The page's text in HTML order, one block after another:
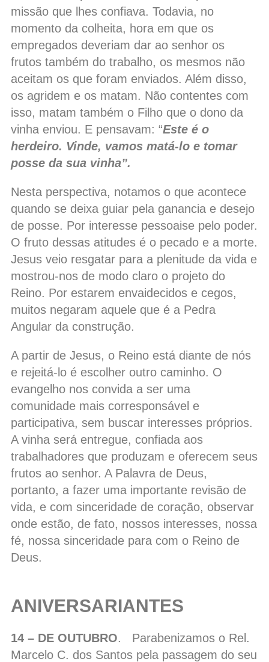
missão que lhes confiava. Todavia, no
momento da colheita, hora em que os
empregados deveriam dar ao senhor os
frutos também do trabalho, os mesmos não
aceitam os que foram enviados. Além disso,
os agridem e os matam. Não contentes com
isso, matam também o Filho que o dono da
vinha enviou. E pensavam: “Este é o
herdeiro. Vinde, vamos matá-lo e tomar
posse da sua vinha”.
Nesta perspectiva, notamos o que acontece
quando se deixa guiar pela ganancia e desejo
de posse. Por interesse pessoaise pelo poder.
O fruto dessas atitudes é o pecado e a morte.
Jesus veio resgatar para a plenitude da vida e
mostrou-nos de modo claro o projeto do
Reino. Por estarem envaidecidos e cegos,
muitos negaram aquele que é a Pedra
Angular da construção.
A partir de Jesus, o Reino está diante de nós
e rejeitá-lo é escolher outro caminho. O
evangelho nos convida a ser uma
comunidade mais corresponsável e
participativa, sem buscar interesses próprios.
A vinha será entregue, confiada aos
trabalhadores que produzam e oferecem seus
frutos ao senhor. A Palavra de Deus,
portanto, a fazer uma importante revisão de
vida, e com sinceridade de coração, observar
onde estão, de fato, nossos interesses, nossa
fé, nossa sinceridade para com o Reino de
Deus.
ANIVERSARIANTES
14 – DE OUTUBRO. Parabenizamos o Rel.
Marcelo C. dos Santos pela passagem do seu